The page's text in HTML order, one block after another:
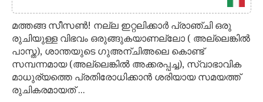
മത്തങ്ങ സീസൺ! നല്ല ഇറ്റലിക്കാർ പ്രാഞ്ചി ഒരു
രുചിയുള്ള വിഭവം ഒരുങ്ങുകയാണല്ലോ ( അല്ലെങ്കിൽ
പാസ്ത), ശാന്തയുടെ ഗുഅന്ചിഅലെ കൊണ്ട്
സമ്പന്നമായ (അല്ലെങ്കിൽ അക്കരപ്പച്ച), സ്വാഭാവിക
മാധുര്യത്തെ പ്രതിരോധിക്കാൻ ശരിയായ സമയത്ത്
രുചികരമായത് ...